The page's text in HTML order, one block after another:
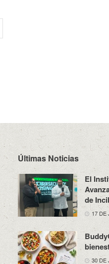
Últimas Noticias
El
de
17 DE
30 DE